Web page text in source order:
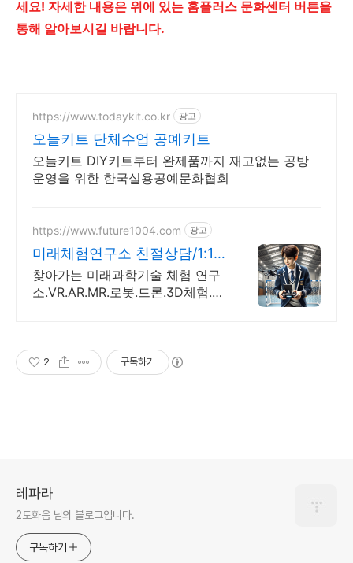
세요! 자세한 내용은 위에 있는 홈플러스 문화센터 버튼을
통해 알아보시길 바랍니다.
https://www.todaykit.co.kr 광고
오늘키트 단체수업 공예키트
오늘키트 DIY키트부터 완제품까지 재고없는 공방
운영을 위한 한국실용공예문화협회
https://www.future1004.com 광고
미래체험연구소 친절상담/1:1
교육/4차산업
찾아가는 미래과학기술 체험 연구
소.VR.AR.MR.로봇.드론.3D체험.대
2 구독하기
레파라
2도화음 님의 블로그입니다.
구독하기